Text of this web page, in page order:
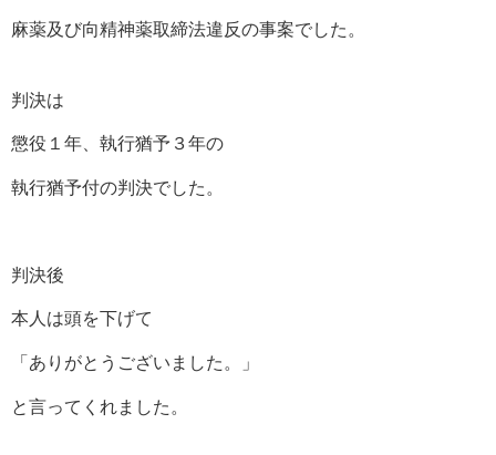
麻薬及び向精神薬取締法違反の事案でした。
判決は
懲役１年、執行猶予３年の
執行猶予付の判決でした。
判決後
本人は頭を下げて
「ありがとうございました。」
と言ってくれました。